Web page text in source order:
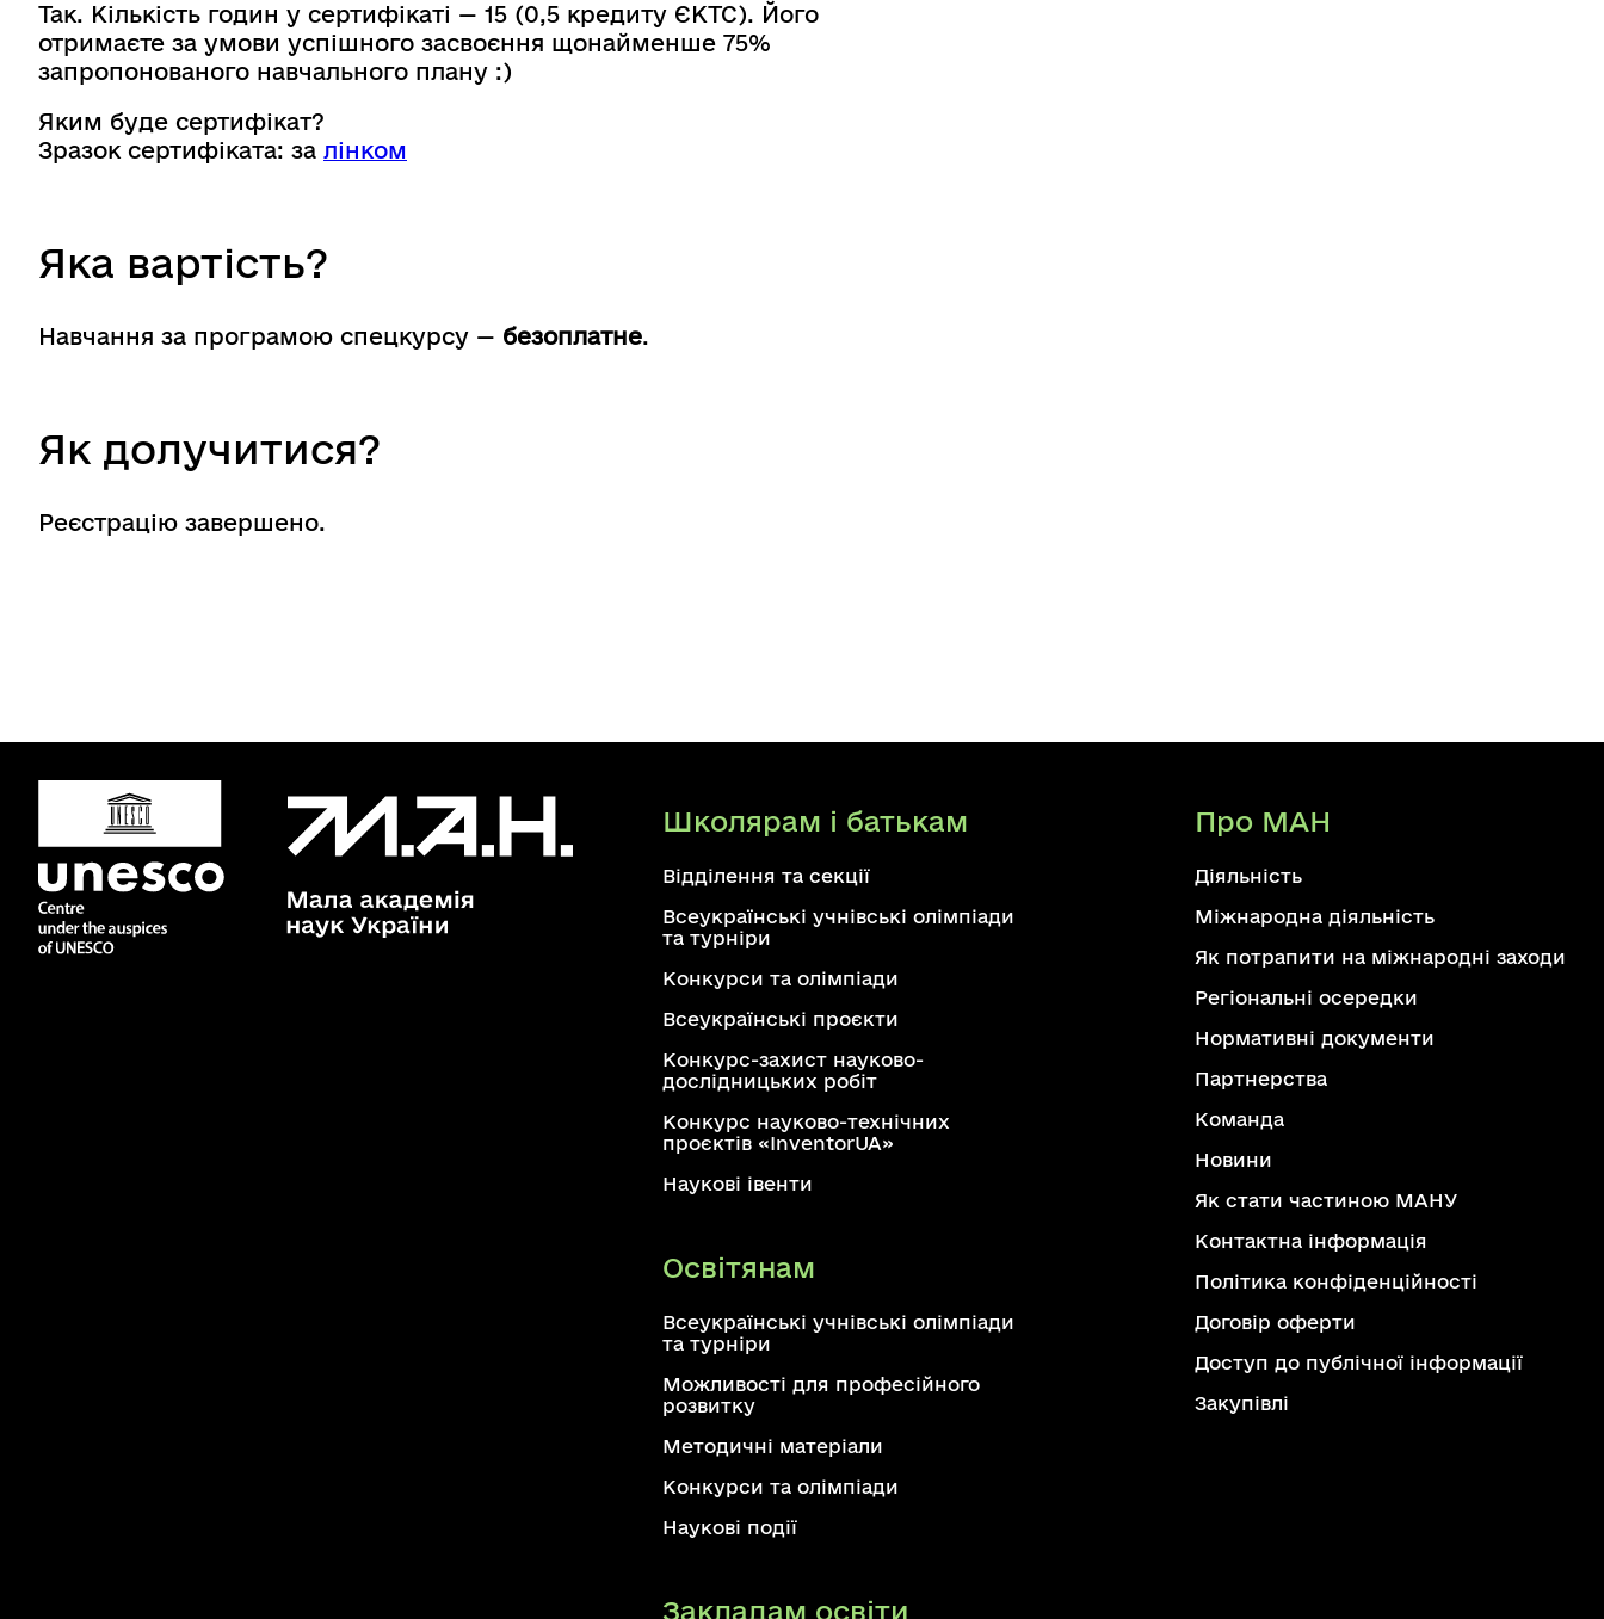
Так. Кількість годин у сертифікаті — 15 (0,5 кредиту ЄКТС). Його
отримаєте за умови успішного засвоєння щонайменше 75%
запропонованого навчального плану :)
Яким буде сертифікат?
Зразок сертифіката: за лінком
Яка вартість?
Навчання за програмою спецкурсу — безоплатне.
Як долучитися?
Реєстрацію завершено.
Школярам і батькам
Відділення та секції
Всеукраїнські учнівські олімпіади
та турніри
Конкурси та олімпіади
Всеукраїнські проєкти
Конкурс-захист науково-
дослідницьких робіт
Конкурс науково-технічних
проєктів «InventorUA»
Наукові івенти
Освітянам
Всеукраїнські учнівські олімпіади
та турніри
Можливості для професійного
розвитку
Методичні матеріали
Конкурси та олімпіади
Наукові події
Закладам освіти
Про МАН
Діяльність
Міжнародна діяльність
Як потрапити на міжнародні заходи
Регіональні осередки
Нормативні документи
Партнерства
Команда
Новини
Як стати частиною МАНУ
Контактна інформація
Політика конфіденційності
Договір оферти
Доступ до публічної інформації
Закупівлі